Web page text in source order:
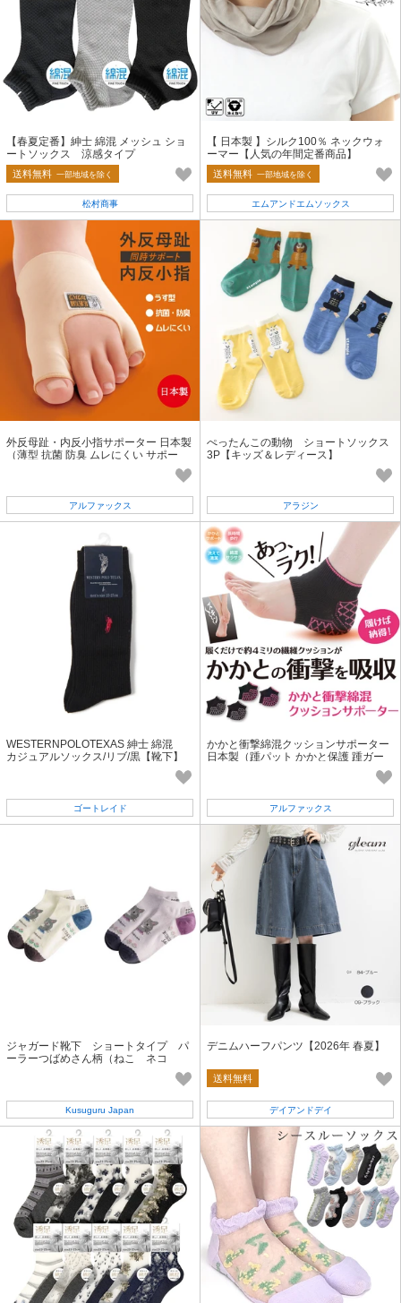
【春夏定番】紳士 綿混 メッシュ ショ
ートソックス 涼感タイプ
送料無料 一部地域を除く
松村商事
【 日本製 】シルク100％ ネックウォ
ーマー【人気の年間定番商品】
送料無料 一部地域を除く
エムアンドエムソックス
外反母趾・内反小指サポーター 日本製
（薄型 抗菌 防臭 ムレにくい サポー
アルファックス
ぺったんこの動物 ショートソックス
3P【キッズ＆レディース】
アラジン
WESTERNPOLOTEXAS 紳士 綿混
カジュアルソックス/リブ/黒【靴下】
ゴートレイド
かかと衝撃綿混クッションサポーター
日本製（踵パット かかと保護 踵ガー
アルファックス
ジャガード靴下 ショートタイプ パ
ーラーつばめさん柄（ねこ ネコ
Kusuguru Japan
デニムハーフパンツ【2026年 春夏】
送料無料
デイアンドデイ